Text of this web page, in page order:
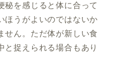
秘を感じると体に合って
ほうがよいのではないか
せん。ただ体が新しい食
と捉えられる場合もあり